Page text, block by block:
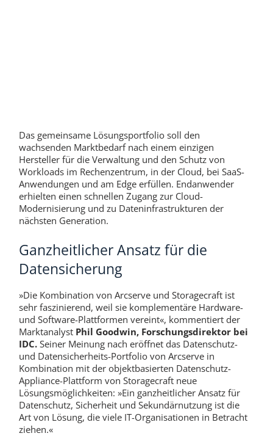
Das gemeinsame Lösungsportfolio soll den
wachsenden Marktbedarf nach einem einzigen
Hersteller für die Verwaltung und den Schutz von
Workloads im Rechenzentrum, in der Cloud, bei SaaS-
Anwendungen und am Edge erfüllen. Endanwender
erhielten einen schnellen Zugang zur Cloud-
Modernisierung und zu Dateninfrastrukturen der
nächsten Generation.
Ganzheitlicher Ansatz für die
Datensicherung
»Die Kombination von Arcserve und Storagecraft ist
sehr faszinierend, weil sie komplementäre Hardware-
und Software-Plattformen vereint«, kommentiert der
Marktanalyst Phil Goodwin, Forschungsdirektor bei
IDC.Seiner Meinung nach eröffnet das Datenschutz-
und Datensicherheits-Portfolio von Arcserve in
Kombination mit der objektbasierten Datenschutz-
Appliance-Plattform von Storagecraft neue
Lösungsmöglichkeiten: »Ein ganzheitlicher Ansatz für
Datenschutz, Sicherheit und Sekundärnutzung ist die
Art von Lösung, die viele IT-Organisationen in Betracht
ziehen.«